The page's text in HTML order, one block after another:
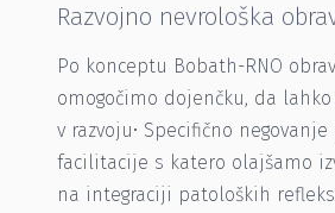
Razvojno nevrološka
Po konceptu Bobath-RNO
omogočimo dojenčku, da
v razvoju• Specifično
facilitacije s katero olajšamo
na integraciji patoloških